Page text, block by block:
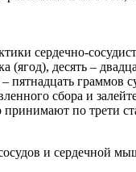
сердечно-
(ягод), десять –
пятнадцать
сбора и
принимают по трети
и сердечной